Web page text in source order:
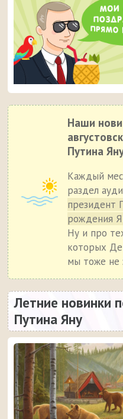
Наши
Путина
Каждый
раздел
президент
рождения
Ну и про
которых
мы тоже не
Летние новинки
Путина Яну